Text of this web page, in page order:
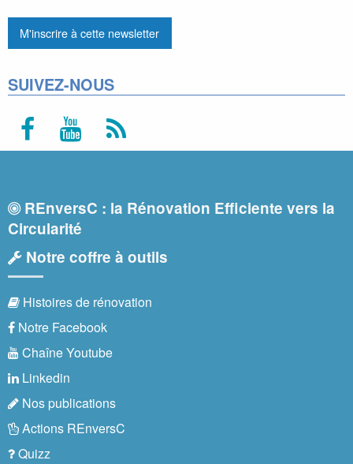
SUIVEZ-NOUS
REnversC : la Rénovation Efficiente vers la
Circularité
Notre coffre à outils
Histoires de rénovation
Notre Facebook
Chaîne Youtube
Linkedin
Nos publications
Actions REnversC
Quizz